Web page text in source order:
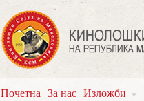
Почетна За нас Изложби